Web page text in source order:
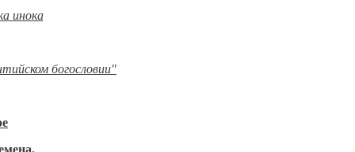
инока
богословии"